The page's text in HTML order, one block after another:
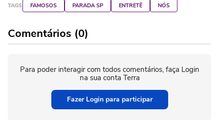
TAGS FAMOSOS PARADA SP ENTRETÊ NÓS
Comentários (0)
Para poder interagir com todos comentários, faça Login
na sua conta Terra
Fazer Login para participar